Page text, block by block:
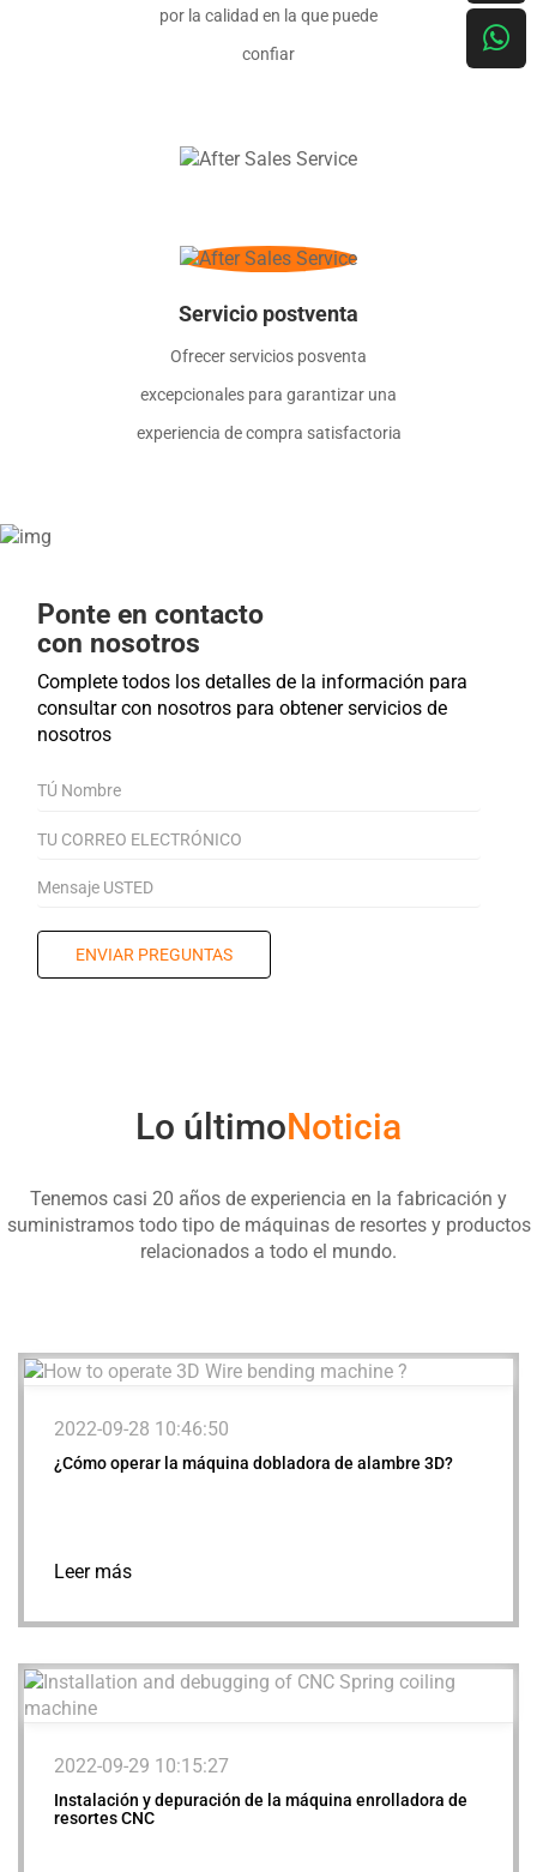
por la calidad en la que puede
confiar
Servicio postventa
Ofrecer servicios posventa
excepcionales para garantizar una
experiencia de compra satisfactoria
Ponte en contacto
con nosotros
Complete todos los detalles de la información para
consultar con nosotros para obtener servicios de
nosotros
ENVIAR PREGUNTAS
Lo últimoNoticia
Tenemos casi 20 años de experiencia en la fabricación y
suministramos todo tipo de máquinas de resortes y productos
relacionados a todo el mundo.
2022-09-28 10:46:50
¿Cómo operar la máquina dobladora de alambre 3D?
Leer más
2022-09-29 10:15:27
Instalación y depuración de la máquina enrolladora de
resortes CNC